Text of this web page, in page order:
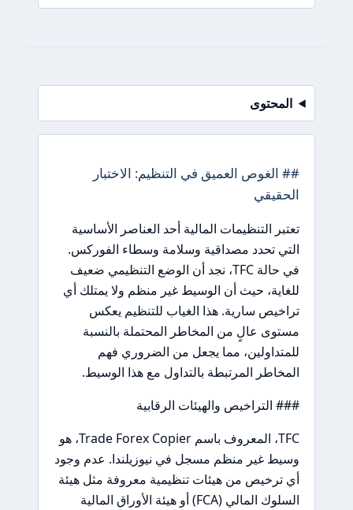
المحتوى
## الغوص العميق في التنظيم: الاختبار
الحقيقي
تعتبر التنظيمات المالية أحد العناصر الأساسية
التي تحدد مصداقية وسلامة وسطاء الفوركس.
في حالة TFC، نجد أن الوضع التنظيمي ضعيف
للغاية، حيث أن الوسيط غير منظم ولا يمتلك أي
تراخيص سارية. هذا الغياب للتنظيم يعكس
مستوى عالٍ من المخاطر المحتملة بالنسبة
للمتداولين، مما يجعل من الضروري فهم
المخاطر المرتبطة بالتداول مع هذا الوسيط.
### التراخيص والهيئات الرقابية
TFC، المعروف باسم Trade Forex Copier، هو
وسيط غير منظم مسجل في نيوزيلندا. عدم وجود
أي ترخيص من هيئات تنظيمية معروفة مثل هيئة
السلوك المالي (FCA) أو هيئة الأوراق المالية